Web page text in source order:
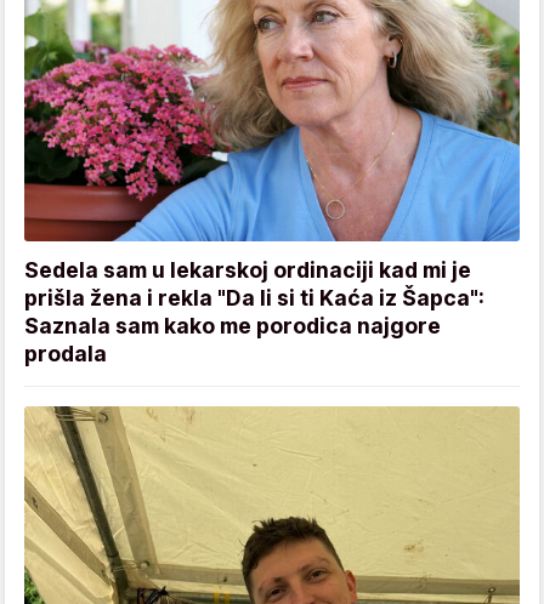
Sedela sam u lekarskoj ordinaciji kad mi je
prišla žena i rekla "Da li si ti Kaća iz Šapca":
Saznala sam kako me porodica najgore
prodala